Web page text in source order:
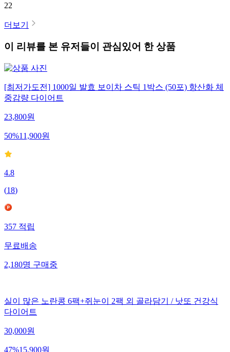
22
더보기
이 리뷰를 본 유저들이 관심있어 한 상품
[최저가도전] 1000일 발효 보이차 스틱 1박스 (50포) 항산화 체
중감량 다이어트
23,800원
50%11,900원
4.8
(18)
357 적립
무료배송
2,180명 구매중
실이 많은 노란콩 6팩+쥐눈이 2팩 외 골라담기 / 낫또 건강식
다이어트
30,000원